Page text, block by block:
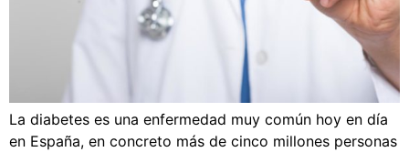
La diabetes es una enfermedad muy común hoy en día
en España, en concreto más de cinco millones personas